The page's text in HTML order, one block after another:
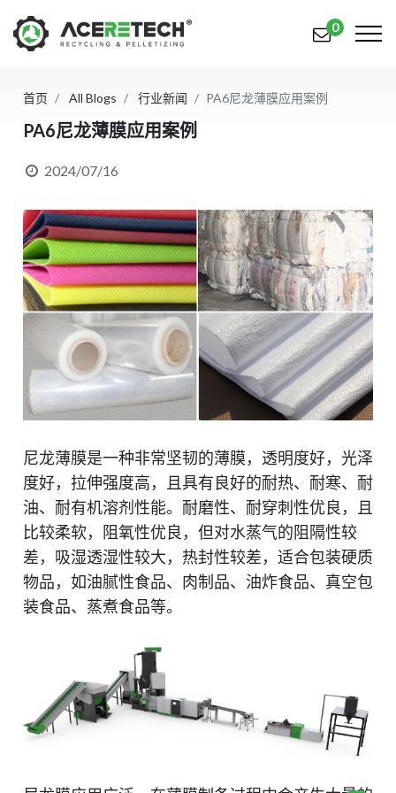
产品
知识中心
关于我们
联系我们
简体中文 English (US)
русский язык Español
0
首页 All Blogs 行业新闻 PA6尼龙薄膜应用案例
PA6尼龙薄膜应用案例
2024/07/16
尼龙薄膜是一种非常坚韧的薄膜，透明度好，光泽
度好，拉伸强度高，且具有良好的耐热、耐寒、耐
油、耐有机溶剂性能。耐磨性、耐穿刺性优良，且
比较柔软，阻氧性优良，但对水蒸气的阻隔性较
差，吸湿透湿性较大，热封性较差，适合包装硬质
物品，如油腻性食品、肉制品、油炸食品、真空包
装食品、蒸煮食品等。